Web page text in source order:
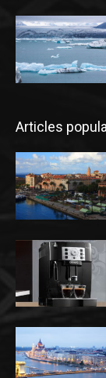
Articles